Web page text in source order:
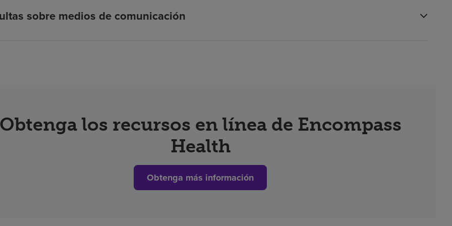
sobre medios de comunicación
los recursos en línea de Encompass
Health
Obtenga más información